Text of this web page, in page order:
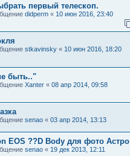
первый телескоп.
didperm « 10 июн 2016, 23:40
stkavinsky « 10 июн 2016, 18:20
быть.."
Xanter « 08 апр 2014, 09:58
senao « 03 апр 2014, 13:13
EOS ??D Body для фото Астро
senao « 19 дек 2013, 12:11